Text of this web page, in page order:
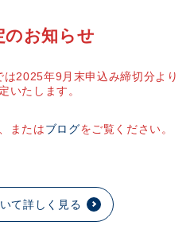
のお知らせ
2025年9月末申込み締切分より
いたします。
、またはブログをご覧ください。
て詳しく見る